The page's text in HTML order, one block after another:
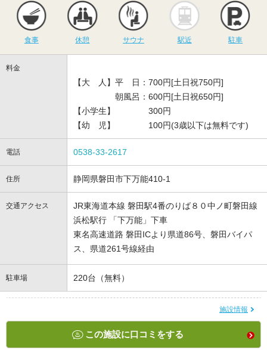
食事 休憩
サウナ
サウナ 駅近 駐車
料金
【大 人】平 日：700円[土日祝750円]
朝風呂：600円[土日祝650円]
【小学生】 300円
【幼 児】 100円(3歳以下は無料です)
電話 0538-33-2617
住所 静岡県磐田市下万能410-1
交通アクセス
JR東海道本線 磐田駅4番のりば８０中ノ町磐田線
浜松駅行 「下万能」下車
東名高速道路 磐田ICより県道86号、磐田バイパ
ス、県道261号線経由
駐車場 220台（無料）
施設情報
この施設に口コミをする